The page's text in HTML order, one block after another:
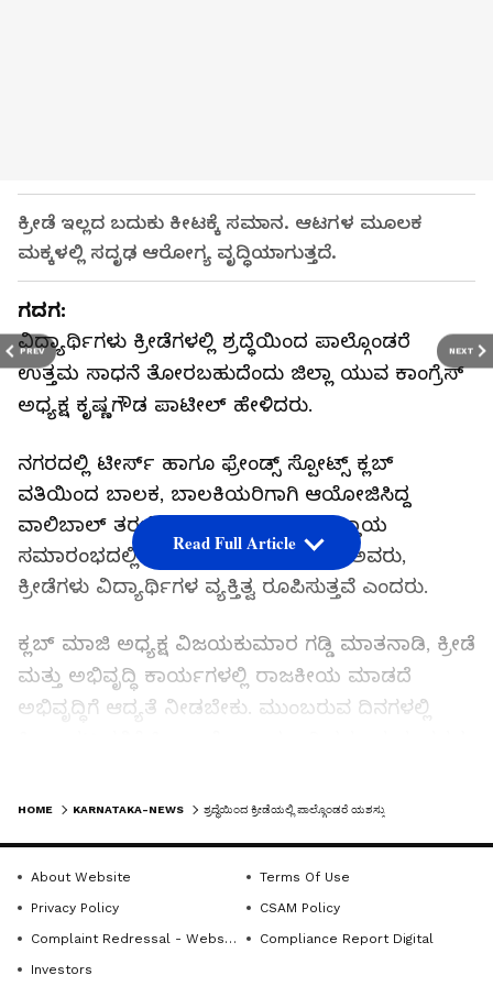
PREV NEXT
ಕ್ರೀಡೆ ಇಲ್ಲದ ಬದುಕು ಕೀಟಕ್ಕೆ ಸಮಾನ. ಆಟಗಳ ಮೂಲಕ
ಮಕ್ಕಳಲ್ಲಿ ಸದೃಢ ಆರೋಗ್ಯ ವೃದ್ಧಿಯಾಗುತ್ತದೆ.
ಗದಗ:
ವಿದ್ಯಾರ್ಥಿಗಳು ಕ್ರೀಡೆಗಳಲ್ಲಿ ಶ್ರದ್ಧೆಯಿಂದ ಪಾಲ್ಗೊಂಡರೆ
ಉತ್ತಮ ಸಾಧನೆ ತೋರಬಹುದೆಂದು ಜಿಲ್ಲಾ ಯುವ ಕಾಂಗ್ರೆಸ್‌
ಅಧ್ಯಕ್ಷ ಕೃಷ್ಣಗೌಡ ಪಾಟೀಲ್‌ ಹೇಳಿದರು.
ನಗರದಲ್ಲಿ ಟೀರ್ಸ್‌ ಹಾಗೂ ಫ್ರೇಂಡ್ಸ್‌ ಸ್ಪೋಟ್ಸ್ ಕ್ಲಬ್
ವತಿಯಿಂದ ಬಾಲಕ, ಬಾಲಕಿಯರಿಗಾಗಿ ಆಯೋಜಿಸಿದ್ದ
ವಾಲಿಬಾಲ್‌ ತರಬೇತಿ ಬೇಸಿಗೆ ಶಿಬಿರದ ಮುಕ್ತಾಯ
ಸಮಾರಂಭದಲ್ಲಿ ಪಾಲ್ಗೊಂಡು ಮಾತನಾಡಿದ ಅವರು,
ಕ್ರೀಡೆಗಳು ವಿದ್ಯಾರ್ಥಿಗಳ ವ್ಯಕ್ತಿತ್ವ ರೂಪಿಸುತ್ತವೆ ಎಂದರು.
ಕ್ಲಬ್‌ ಮಾಜಿ ಅಧ್ಯಕ್ಷ ವಿಜಯಕುಮಾರ ಗಡ್ಡಿ ಮಾತನಾಡಿ, ಕ್ರೀಡೆ
ಮತ್ತು ಅಭಿವೃದ್ಧಿ ಕಾರ್ಯಗಳಲ್ಲಿ ರಾಜಕೀಯ ಮಾಡದೆ
ಅಭಿವೃದ್ಧಿಗೆ ಆದ್ಯತೆ ನೀಡಬೇಕು. ಮುಂಬರುವ ದಿನಗಳಲ್ಲಿ
Read Full Article
HOME KARNATAKA-NEWS ಶ್ರದ್ಧೆಯಿಂದ ಕ್ರೀಡೆಯಲ್ಲಿ ಪಾಲ್ಗೊಂಡರೆ ಯಶಸ್ಸು
About Website
Terms Of Use
Privacy Policy
CSAM Policy
Complaint Redressal - Website
Compliance Report Digital
Investors